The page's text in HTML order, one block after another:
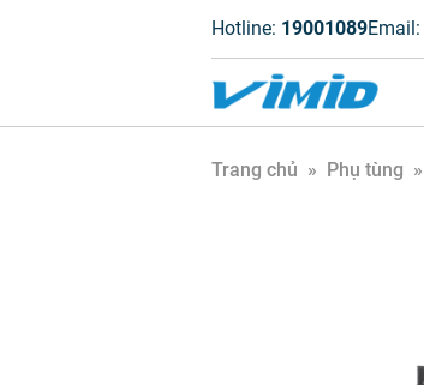
Hotline: 19001089Email:
Trang chủ » Phụ tùng »